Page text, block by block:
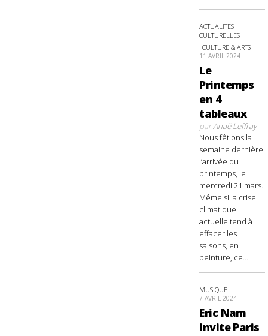
ACTUALITÉS
CULTURELLES
CULTURE & ARTS
11 AVRIL 2024
Le
Printemps
en 4
tableaux
parAnaë Leffray
Nous fêtions la
semaine dernière
l’arrivée du
printemps, le
mercredi 21 mars.
Même si la crise
climatique
actuelle tend à
effacer les
saisons, en
peinture, ce...
MUSIQUE
7 AVRIL 2024
Eric Nam
invite Paris